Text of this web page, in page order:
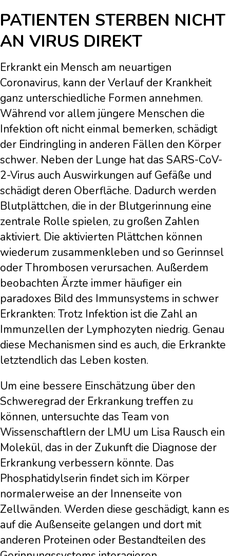
PATIENTEN STERBEN NICHT
AN VIRUS DIREKT
Erkrankt ein Mensch am neuartigen
Coronavirus, kann der Verlauf der Krankheit
ganz unterschiedliche Formen annehmen.
Während vor allem jüngere Menschen die
Infektion oft nicht einmal bemerken, schädigt
der Eindringling in anderen Fällen den Körper
schwer. Neben der Lunge hat das SARS-CoV-
2-Virus auch Auswirkungen auf Gefäße und
schädigt deren Oberfläche. Dadurch werden
Blutplättchen, die in der Blutgerinnung eine
zentrale Rolle spielen, zu großen Zahlen
aktiviert. Die aktivierten Plättchen können
wiederum zusammenkleben und so Gerinnsel
oder Thrombosen verursachen. Außerdem
beobachten Ärzte immer häufiger ein
paradoxes Bild des Immunsystems in schwer
Erkrankten: Trotz Infektion ist die Zahl an
Immunzellen der Lymphozyten niedrig. Genau
diese Mechanismen sind es auch, die Erkrankte
letztendlich das Leben kosten.
Um eine bessere Einschätzung über den
Schweregrad der Erkrankung treffen zu
können, untersuchte das Team von
Wissenschaftlern der LMU um Lisa Rausch ein
Molekül, das in der Zukunft die Diagnose der
Erkrankung verbessern könnte. Das
Phosphatidylserin findet sich im Körper
normalerweise an der Innenseite von
Zellwänden. Werden diese geschädigt, kann es
auf die Außenseite gelangen und dort mit
anderen Proteinen oder Bestandteilen des